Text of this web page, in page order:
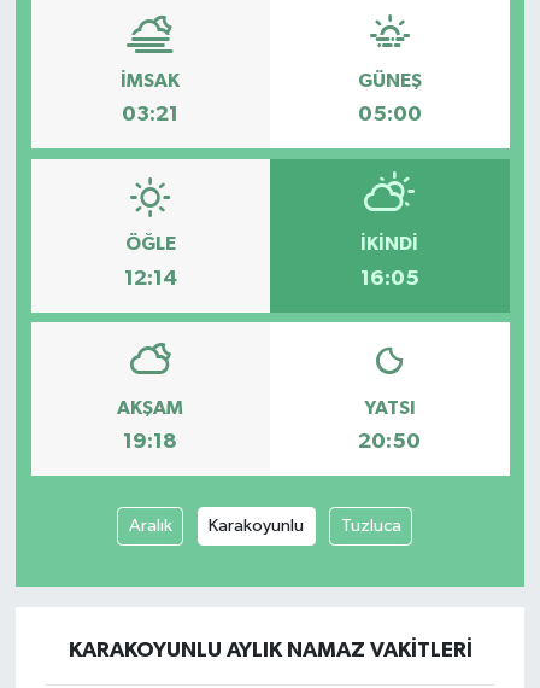
İMSAK
03:21
GÜNEŞ
05:00
ÖĞLE
12:14
İKINDI
16:05
AKŞAM
19:18
YATSI
20:50
Aralık Karakoyunlu Tuzluca
KARAKOYUNLU AYLIK NAMAZ VAKITLERI